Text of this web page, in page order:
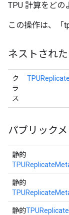
TPU 計算をどの
この操作は、「
ネストされ
ク
ラ
ス
パブリック
静的
静的
静的